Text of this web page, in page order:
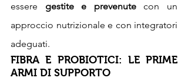
essere gestite e prevenute con un
approccio nutrizionale e con integratori
adeguati.
FIBRA E PROBIOTICI: LE PRIME
ARMI DI SUPPORTO